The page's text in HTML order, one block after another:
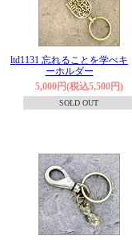
ltd1131 忘れることを学べキ
ーホルダー
5,000円(税込5,500円)
SOLD OUT